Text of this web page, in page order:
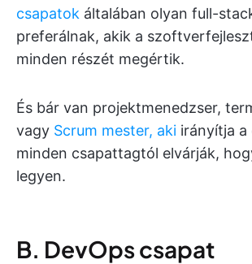
csapatok általában olyan full-
preferálnak, akik a
minden részét megértik.
És bár van projektmenedzser,
vagy Scrum mester, aki irányítja
minden csapattagtól elvárják,
legyen.
B. DevOps csapat